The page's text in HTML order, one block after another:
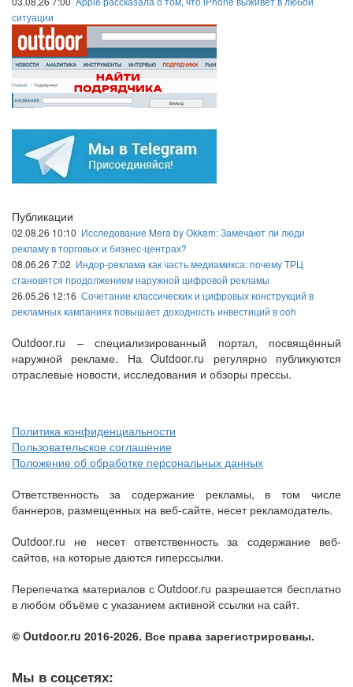
ситуации
Публикации
02.08.26 10:10 Исследование Mera by Okkam: Замечают ли люди
рекламу в торговых и бизнес-центрах?
08.06.26 7:02 Индор-реклама как часть медиамикса: почему ТРЦ
становятся продолжением наружной цифровой рекламы
26.05.26 12:16 Сочетание классических и цифровых конструкций в
рекламных кампаниях повышает доходность инвестиций в ooh
Outdoor.ru – специализированный портал, посвящённый
наружной рекламе. На Outdoor.ru регулярно публикуются
отраслевые новости, исследования и обзоры прессы.
Политика конфиденциальности
Пользовательское соглашение
Положение об обработке персональных данных
Ответственность за содержание рекламы, в том числе
баннеров, размещенных на веб-сайте, несет рекламодатель.
Outdoor.ru не несет ответственность за содержание веб-
сайтов, на которые даются гиперссылки.
Перепечатка материалов с Outdoor.ru разрешается бесплатно
в любом объёме с указанием активной ссылки на сайт.
© Outdoor.ru 2016-2026. Все права зарегистрированы.
Мы в соцсетях: